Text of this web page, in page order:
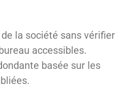
la société sans vérifier
accessibles.
basée sur les